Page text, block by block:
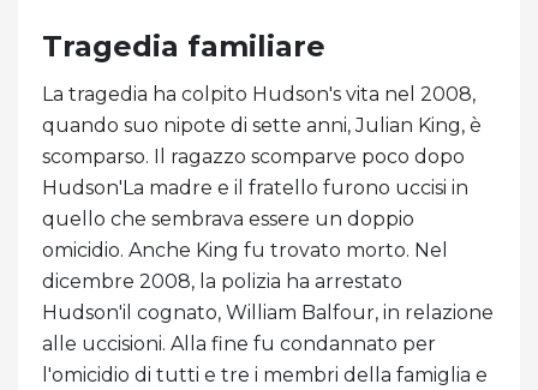
Tragedia familiare
La tragedia ha colpito Hudson's vita nel 2008,
quando suo nipote di sette anni, Julian King, è
scomparso. Il ragazzo scomparve poco dopo
Hudson'La madre e il fratello furono uccisi in
quello che sembrava essere un doppio
omicidio. Anche King fu trovato morto. Nel
dicembre 2008, la polizia ha arrestato
Hudson'il cognato, William Balfour, in relazione
alle uccisioni. Alla fine fu condannato per
l'omicidio di tutti e tre i membri della famiglia e